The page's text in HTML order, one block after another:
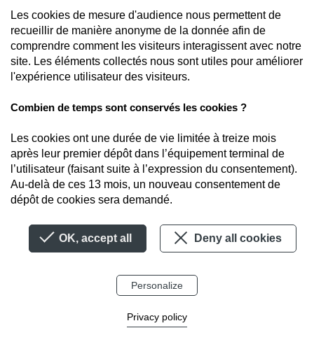
Politique de confidentialité
Gestion des cookies
Les cookies de mesure d'audience nous permettent de
recueillir de manière anonyme de la donnée afin de
comprendre comment les visiteurs interagissent avec notre
site. Les éléments collectés nous sont utiles pour améliorer
l'expérience utilisateur des visiteurs.
Combien de temps sont conservés les cookies ?
Les cookies ont une durée de vie limitée à treize mois
après leur premier dépôt dans l’équipement terminal de
l’utilisateur (faisant suite à l’expression du consentement).
Au-delà de ces 13 mois, un nouveau consentement de
dépôt de cookies sera demandé.
OK, accept all Deny all cookies
Personalize
Privacy policy